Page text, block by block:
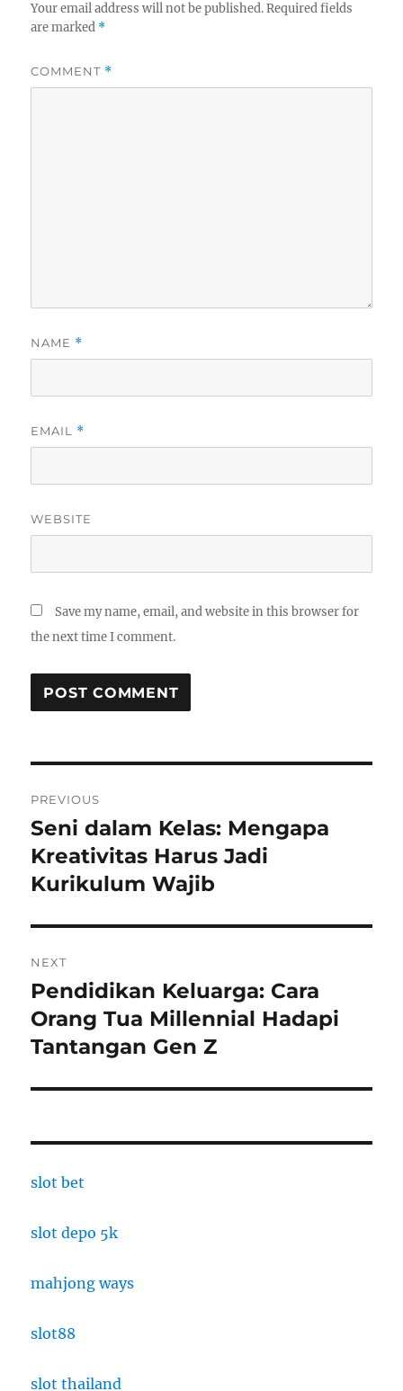
Your email address will not be published. Required fields
are marked *
COMMENT *
NAME *
EMAIL *
WEBSITE
Save my name, email, and website in this browser for
the next time I comment.
navigation
PREVIOUS
Previous
post:
Seni dalam Kelas: Mengapa
Kreativitas Harus Jadi
Kurikulum Wajib
NEXT
Next
post:
Pendidikan Keluarga: Cara
Orang Tua Millennial Hadapi
Tantangan Gen Z
slot bet
slot depo 5k
mahjong ways
slot88
slot thailand